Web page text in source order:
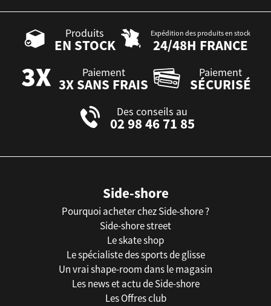
Produits
EN STOCK
Expédition des produits en stock
24/48H FRANCE
Paiement
3X SANS FRAIS
Paiement
SÉCURISÉ
Des conseils au
02 98 46 71 85
Side-shore
Pourquoi acheter chez Side-shore ?
Side-shore street
Le skate shop
Le spécialiste des sports de glisse
Un vrai shape-room dans le magasin
Les news et actu de Side-shore
Les Offres club